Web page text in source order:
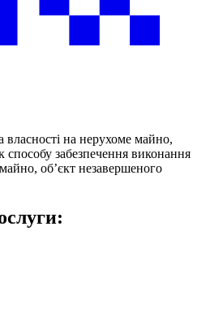
власності на нерухоме майно,
способу забезпечення виконання
об’єкт незавершеного